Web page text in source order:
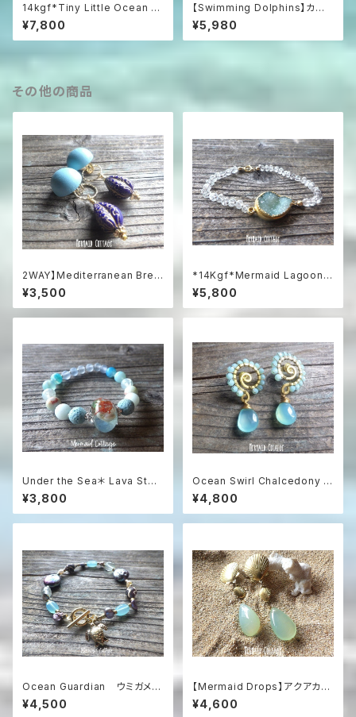
14kgf*Tiny Little Ocean O
pal Necklace オーストラリア
産プレシャスオパール&ラピスラ
ズリ
¥7,800
【Swimming Dolphins】カル
セドニーの海を泳ぐイルカのネッ
クレス / SV925
¥5,980
その他の商品
2WAY】Mediterranean Bree
ze 2-Way Clip-On Earrings
地中海ブルーのステートメン
トイヤリング
¥3,500
*14Kgf*Mermaid Lagoon B
racelet *グリーンアメジスト
¥5,800
Under the Sea＊ Lava Ston
e Aroma Essential Oil Diffu
ser Bracelet☆浅瀬の海のア
ロマブレスレット
¥3,800
Ocean Swirl Chalcedony *
Sea blue* 波の渦から滴るシ
ーブルーカルセドニーのボヘミ
アンピアス
¥4,800
Ocean Guardian ウミガメが
泳ぐ楽園のブレスレット（ゆった
りサイズ）
¥4,500
【Mermaid Drops】アクアカル
セドニーのマーメイドイヤリング
¥4,600